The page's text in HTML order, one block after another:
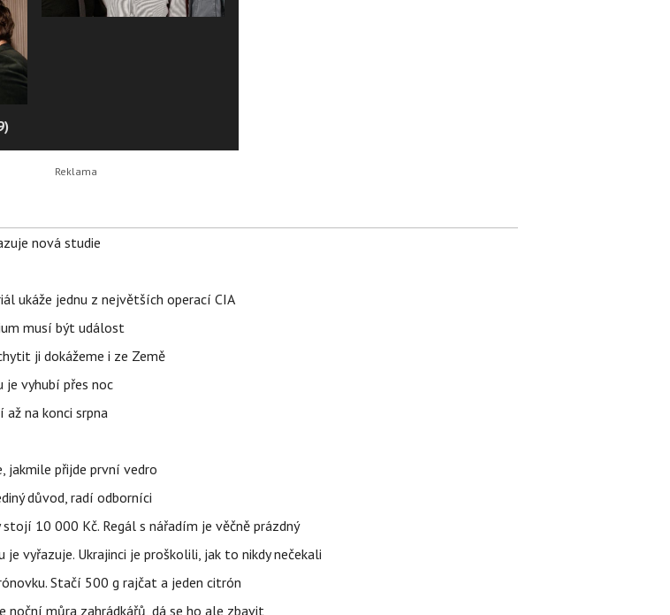
nová studie
ukáže jednu z největších operací CIA
musí být událost
ji dokážeme i ze Země
je vyhubí přes noc
na konci srpna
jakmile přijde první vedro
důvod, radí odborníci
10 000 Kč. Regál s nářadím je věčně prázdný
vyřazuje. Ukrajinci je proškolili, jak to nikdy nečekali
Stačí 500 g rajčat a jeden citrón
noční můra zahrádkářů, dá se ho ale zbavit